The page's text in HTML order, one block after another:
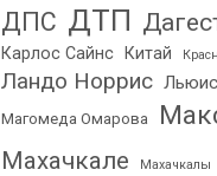
ДПС ДТП
Карлос Сайнс Китай
Ландо Норрис
Магомеда Омарова
Махачкале Махачкалы